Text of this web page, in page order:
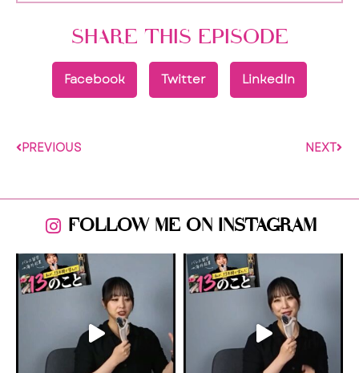
SHARE THIS EPISODE
Facebook Twitter LinkedIn
PREVIOUS NEXT
FOLLOW ME ON INSTAGRAM